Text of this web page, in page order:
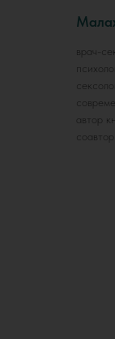
врач-
автор